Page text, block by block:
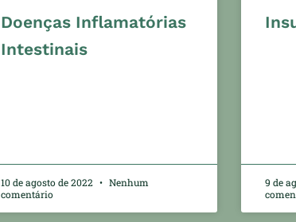
Doenças Inflamatórias
Intestinais
10 de agosto de 2022
Nenhum
comentário
9 de